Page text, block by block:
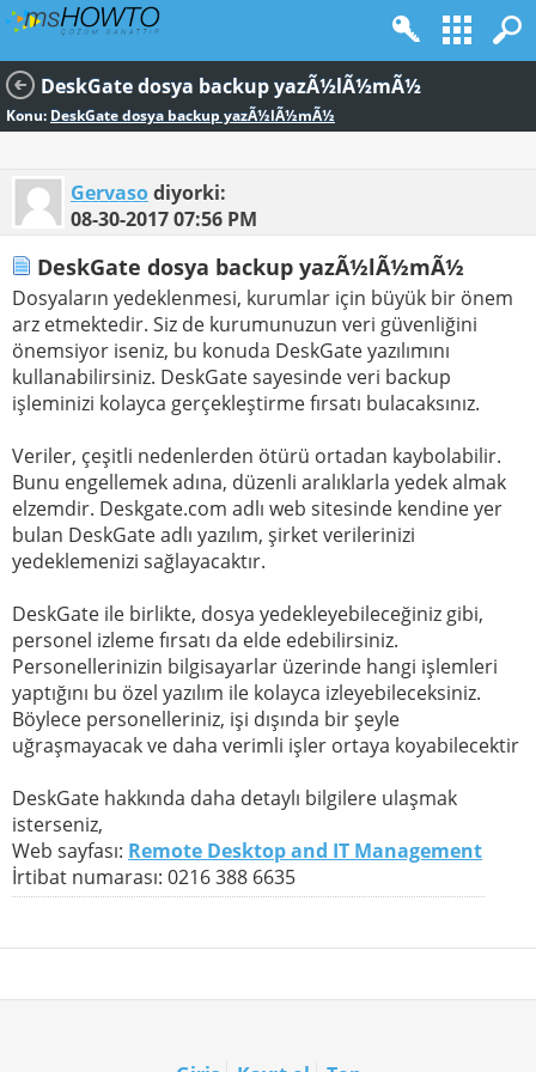
DeskGate dosya backup yazÃ½lÃ½mÃ½
Konu: DeskGate dosya backup yazÃ½lÃ½mÃ½
Gervasodiyorki:
08-30-201707:56 PM
DeskGate dosya backup yazÃ½lÃ½mÃ½
Dosyaların yedeklenmesi, kurumlar için büyük bir önem
arz etmektedir. Siz de kurumunuzun veri güvenliğini
önemsiyor iseniz, bu konuda DeskGate yazılımını
kullanabilirsiniz. DeskGate sayesinde veri backup
işleminizi kolayca gerçekleştirme fırsatı bulacaksınız.
Veriler, çeşitli nedenlerden ötürü ortadan kaybolabilir.
Bunu engellemek adına, düzenli aralıklarla yedek almak
elzemdir. Deskgate.com adlı web sitesinde kendine yer
bulan DeskGate adlı yazılım, şirket verilerinizi
yedeklemenizi sağlayacaktır.
DeskGate ile birlikte, dosya yedekleyebileceğiniz gibi,
personel izleme fırsatı da elde edebilirsiniz.
Personellerinizin bilgisayarlar üzerinde hangi işlemleri
yaptığını bu özel yazılım ile kolayca izleyebileceksiniz.
Böylece personelleriniz, işi dışında bir şeyle
uğraşmayacak ve daha verimli işler ortaya koyabilecektir
DeskGate hakkında daha detaylı bilgilere ulaşmak
isterseniz,
Web sayfası: Remote Desktop and IT Management
İrtibat numarası: 0216 388 6635